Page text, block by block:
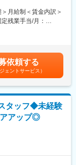
く、提案力を磨き
文化があり、改善提
でなく複数店舗を統
リアの方針策定を行
も挑戦できます。ま
運営を支える役割へ
リアを描ける環境で
管理 など
ございます。
しませ方、各店で実
ー等売上を伸ばす秘
ていただけます。研
ます。
1名、アルバイトの
月給制＜賃金内訳＞
残業手当/月：
ィブ制度有■年収事
者：約年収550万
年収550万円賃金は
上下する可能性があ
です。
依頼する
ジェントサービス）
タッフ◆未経験
アップ◎